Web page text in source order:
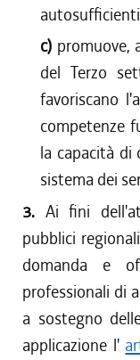
c) promuove,
del Terzo
favoriscano
competenze
la capacità di
sistema dei
3. Ai fini
pubblici
domanda e
professionali di
a sostegno
applicazione l'